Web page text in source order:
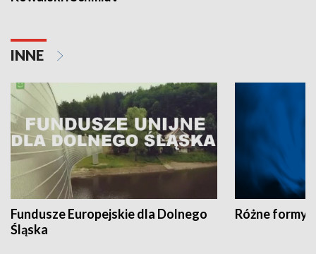
INNE
Fundusze Europejskie dla Dolnego
Śląska
Różne formy